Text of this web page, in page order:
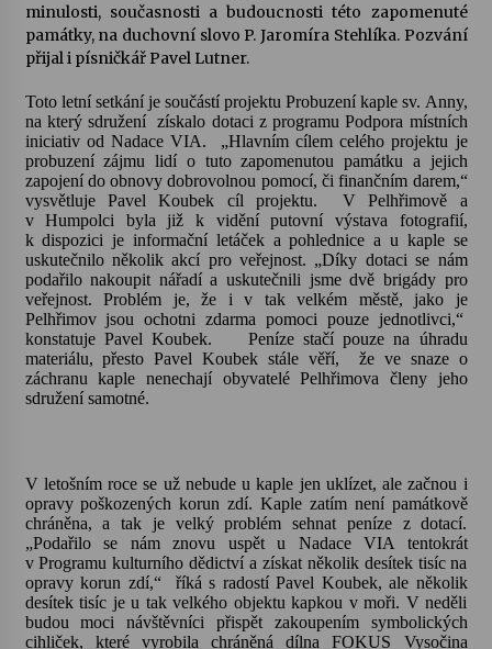
Pozvánka na integrační festival Quijotova
šedesátka: 28. 7.–1. 8. 2026
Letní koncerty ve Stromovce: Kolchoz a
Jenakaši
28. 7. 2026
Votavžatský ploty
23. 7. 2026
Letní koncerty ve Stromovce: Rufus Miller
22. 7. 2026
Ozvěny prázdnin
14. 7. 2026
Za kulturou kousek za Humpolec. V Želivě ožije
minulosti, současnosti a budoucnosti této zapomenuté
památky, na duchovní slovo P. Jaromíra Stehlíka. Pozvání
přijal i písničkář Pavel Lutner.
Toto letní setkání je součástí projektu Probuzení kaple sv. Anny,
na který sdružení
získalo dotaci z programu Podpora místních
iniciativ od Nadace VIA.
„Hlavním cílem celého projektu je
probuzení zájmu lidí o tuto zapomenutou památku a jejich
zapojení do obnovy dobrovolnou pomocí, či finančním darem,“
vysvětluje Pavel Koubek cíl projektu.
V Pelhřimově a
v Humpolci byla již k vidění putovní výstava fotografií,
k dispozici je informační letáček a pohlednice a u kaple se
uskutečnilo několik akcí pro veřejnost. „Díky dotaci se nám
podařilo nakoupit nářadí a uskutečnili jsme dvě brigády pro
veřejnost. Problém je, že i v tak velkém městě, jako je
Pelhřimov jsou ochotni zdarma pomoci pouze jednotlivci,“
konstatuje Pavel Koubek.
Peníze stačí pouze na úhradu
materiálu, přesto Pavel Koubek stále věří,
že ve snaze o
záchranu kaple nenechají obyvatelé Pelhřimova členy jeho
sdružení samotné.
V letošním roce se už nebude u kaple jen uklízet, ale začnou i
opravy poškozených korun zdí. Kaple zatím není památkově
chráněna, a tak je velký problém sehnat peníze z dotací.
„Podařilo se nám znovu uspět u Nadace VIA tentokrát
v Programu kulturního dědictví a získat několik desítek tisíc na
opravy korun zdí,“
říká s radostí Pavel Koubek, ale několik
desítek tisíc je u tak velkého objektu kapkou v moři. V neděli
budou moci návštěvníci přispět zakoupením symbolických
cihliček, které vyrobila chráněná dílna FOKUS Vysočina